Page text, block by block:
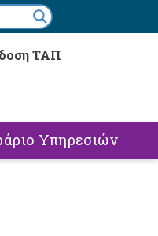
ΤΑΠ
Υπηρεσιών